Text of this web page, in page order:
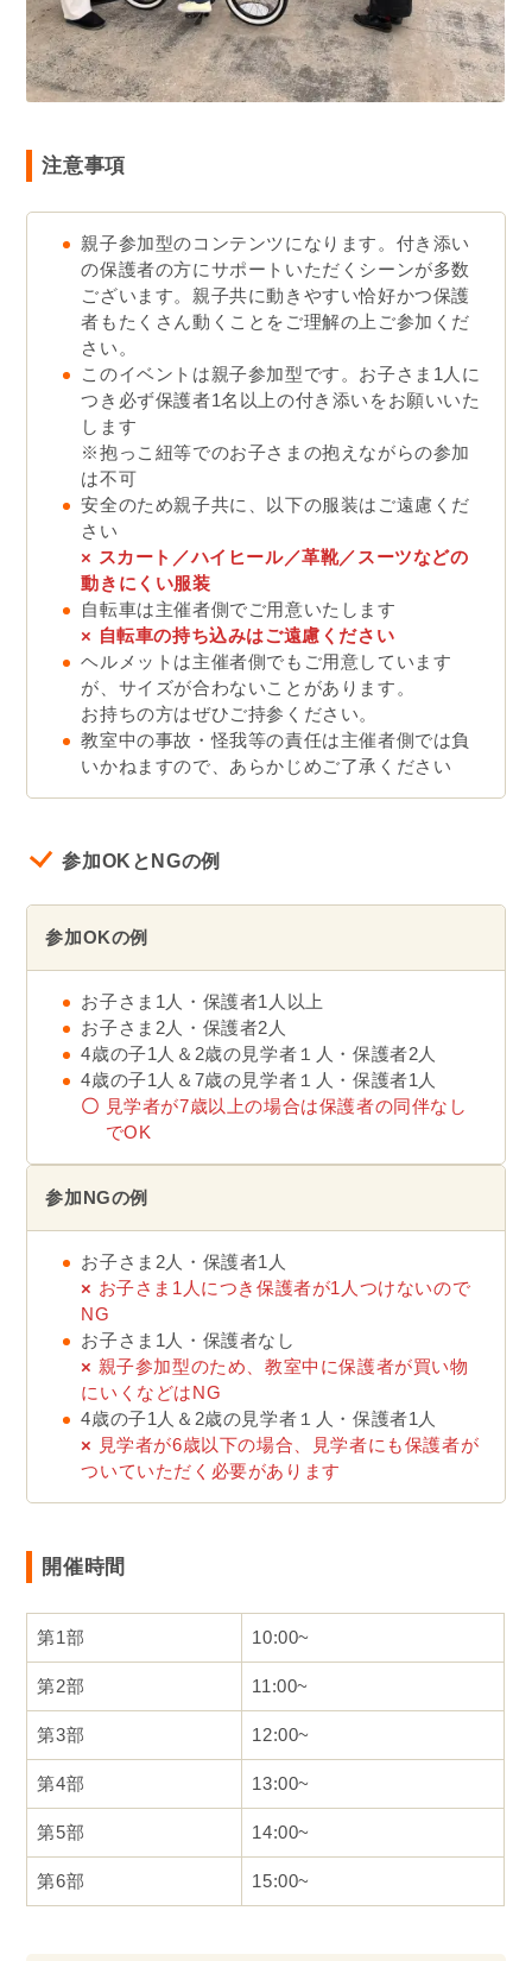
注意事項
親子参加型のコンテンツになります。付き添い
の保護者の方にサポートいただくシーンが多数
ございます。親子共に動きやすい恰好かつ保護
者もたくさん動くことをご理解の上ご参加くだ
さい。
このイベントは親子参加型です。お子さま1人に
つき必ず保護者1名以上の付き添いをお願いいた
します
※抱っこ紐等でのお子さまの抱えながらの参加
は不可
安全のため親子共に、以下の服装はご遠慮くだ
さい
× スカート／ハイヒール／革靴／スーツなどの
動きにくい服装
自転車は主催者側でご用意いたします
× 自転車の持ち込みはご遠慮ください
ヘルメットは主催者側でもご用意しています
が、サイズが合わないことがあります。
お持ちの方はぜひご持参ください。
教室中の事故・怪我等の責任は主催者側では負
いかねますので、あらかじめご了承ください
参加OKとNGの例
参加OKの例
お子さま1人・保護者1人以上
お子さま2人・保護者2人
4歳の子1人＆2歳の見学者１人・保護者2人
4歳の子1人＆7歳の見学者１人・保護者1人
〇 見学者が7歳以上の場合は保護者の同伴なし
でOK
参加NGの例
お子さま2人・保護者1人
× お子さま1人につき保護者が1人つけないので
NG
お子さま1人・保護者なし
× 親子参加型のため、教室中に保護者が買い物
にいくなどはNG
4歳の子1人＆2歳の見学者１人・保護者1人
× 見学者が6歳以下の場合、見学者にも保護者が
ついていただく必要があります
開催時間
第1部 10:00~
第2部 11:00~
第3部 12:00~
第4部 13:00~
第5部 14:00~
第6部 15:00~